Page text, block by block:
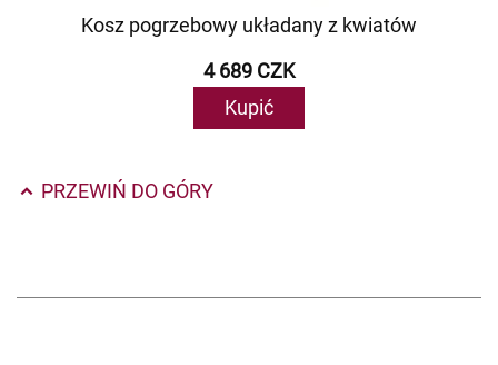
Kosz pogrzebowy układany z kwiatów
4 689 CZK
Kupić
PRZEWIŃ DO GÓRY